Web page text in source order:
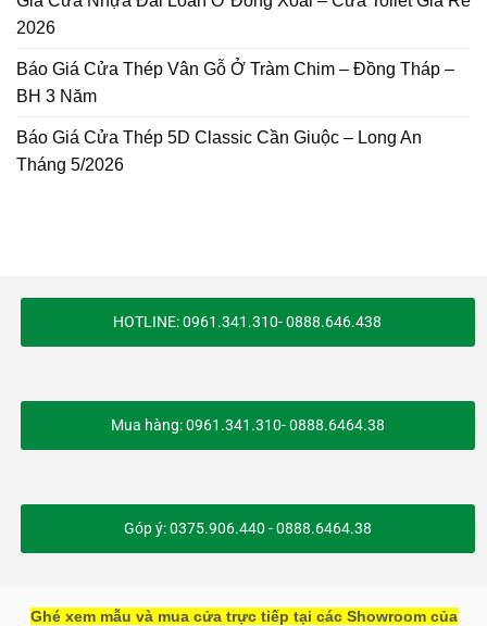
2026
Báo Giá Cửa Thép Vân Gỗ Ở Tràm Chim – Đồng Tháp –
BH 3 Năm
Báo Giá Cửa Thép 5D Classic Cần Giuộc – Long An
Tháng 5/2026
HOTLINE: 0961.341.310- 0888.646.438
Mua hàng: 0961.341.310- 0888.6464.38
Góp ý: 0375.906.440 - 0888.6464.38
Ghé xem mẫu và mua cửa trực tiếp tại các Showroom của